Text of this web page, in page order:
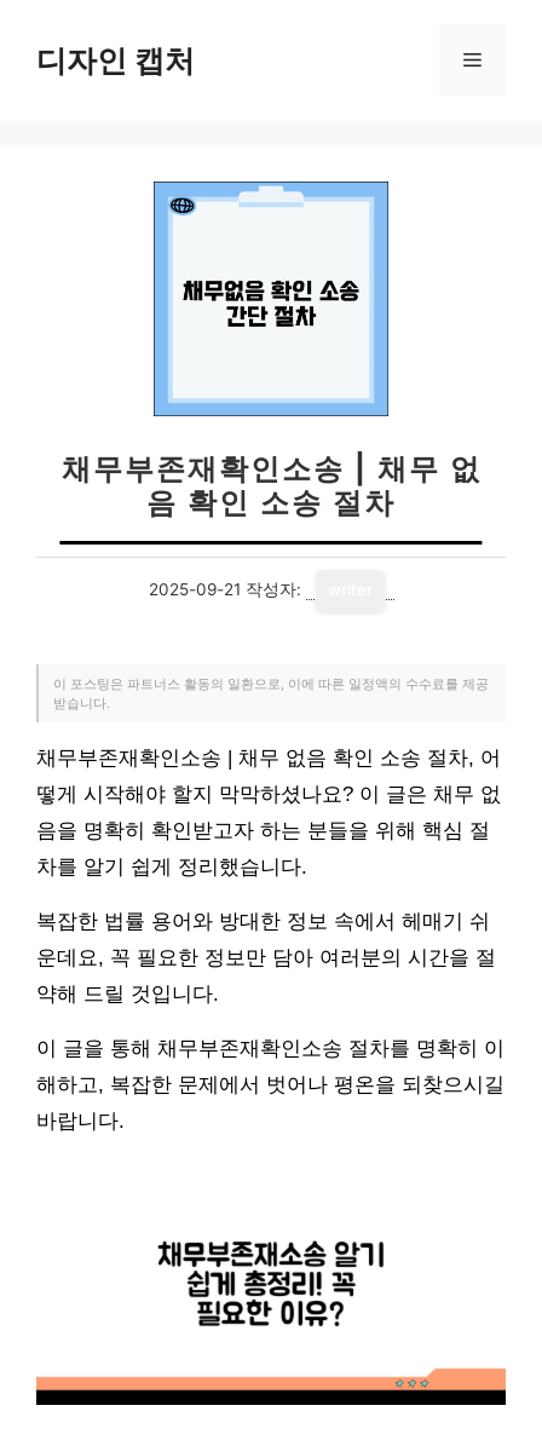
디자인 캡처 메
채무부존재확인소송 | 채무 없
음 확인 소송 절차
2025-09-21 작성자:
이 포스팅은 파트너스 활동의 일환으로, 이에 따른 일정액의 수수료를 제공
받습니다.
채무부존재확인소송 | 채무 없음 확인 소송 절차, 어
떻게 시작해야 할지 막막하셨나요? 이 글은 채무 없
음을 명확히 확인받고자 하는 분들을 위해 핵심 절
차를 알기 쉽게 정리했습니다.
복잡한 법률 용어와 방대한 정보 속에서 헤매기 쉬
운데요, 꼭 필요한 정보만 담아 여러분의 시간을 절
약해 드릴 것입니다.
이 글을 통해 채무부존재확인소송 절차를 명확히 이
해하고, 복잡한 문제에서 벗어나 평온을 되찾으시길
바랍니다.